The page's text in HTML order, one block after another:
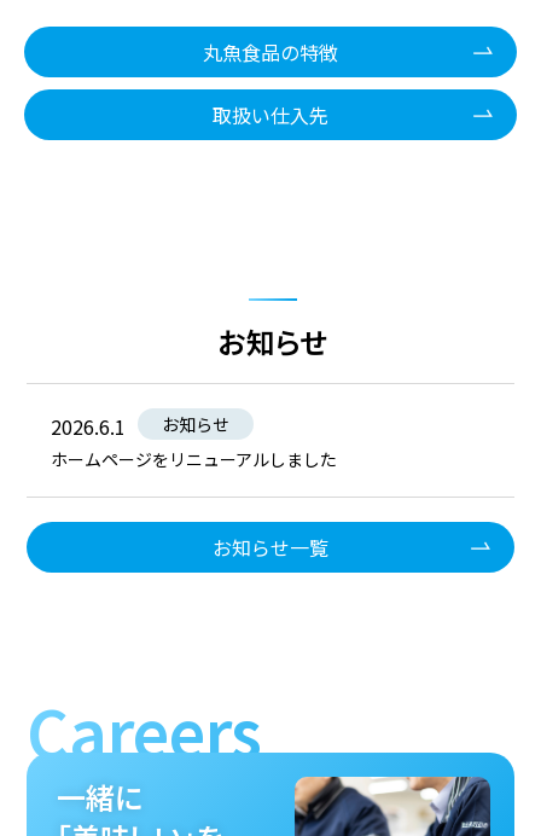
丸魚食品の特徴
取扱い仕入先
お知らせ
2026.6.1
お知らせ
ホームページをリニューアルしました
お知らせ一覧
Careers
一緒に